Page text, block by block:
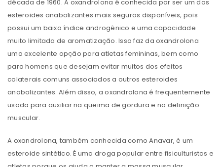
década de 1960. A oxandrolona é conhecida por ser um dos
esteroides anabolizantes mais seguros disponíveis, pois
possui um baixo índice androgênico e uma capacidade
muito limitada de aromatização. Isso faz da oxandrolona
uma excelente opção para atletas femininas, bem como
para homens que desejam evitar muitos dos efeitos
colaterais comuns associados a outros esteroides
anabolizantes. Além disso, a oxandrolona é frequentemente
usada para auxiliar na queima de gordura e na definição
muscular.
A oxandrolona, ​​também conhecida como Anavar, é um
esteroide sintético. É uma droga popular entre fisiculturistas e